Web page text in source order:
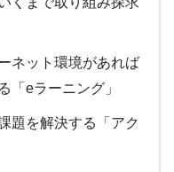
ネット環境があれば
「eラーニング」
題を解決する「アク